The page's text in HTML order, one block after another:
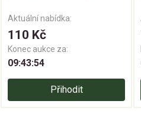
Aktuální nabídka:
110 Kč
Konec aukce za:
09:43:54
Přihodit